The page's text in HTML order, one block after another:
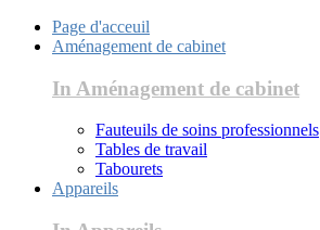
Page d'acceuil
Aménagement de cabinet
In Aménagement de cabinet
Fauteuils de soins professionnels
Tables de travail
Tabourets
Appareils